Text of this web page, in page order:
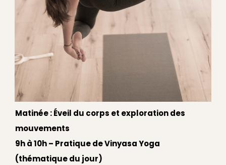
Matinée : Éveil du corps et exploration des
mouvements
9h à 10h – Pratique de Vinyasa Yoga
(thématique du jour)